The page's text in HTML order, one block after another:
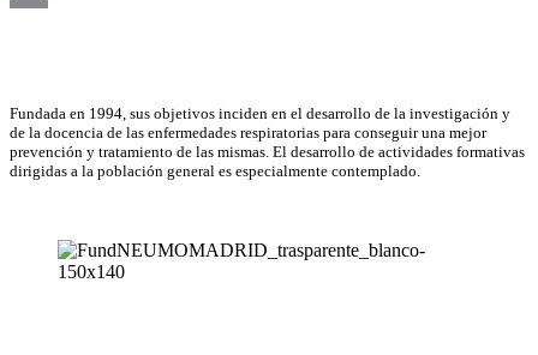
Fundada en 1994, sus objetivos inciden en el desarrollo de la investigación y
de la docencia de las enfermedades respiratorias para conseguir una mejor
prevención y tratamiento de las mismas. El desarrollo de actividades formativas
dirigidas a la población general es especialmente contemplado.